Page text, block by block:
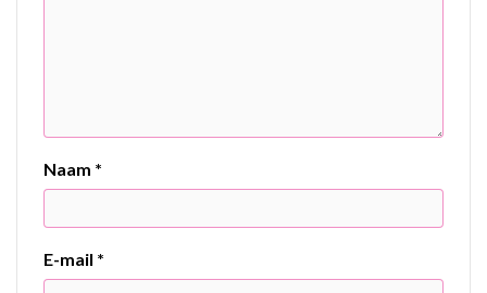
Naam *
E-mail *